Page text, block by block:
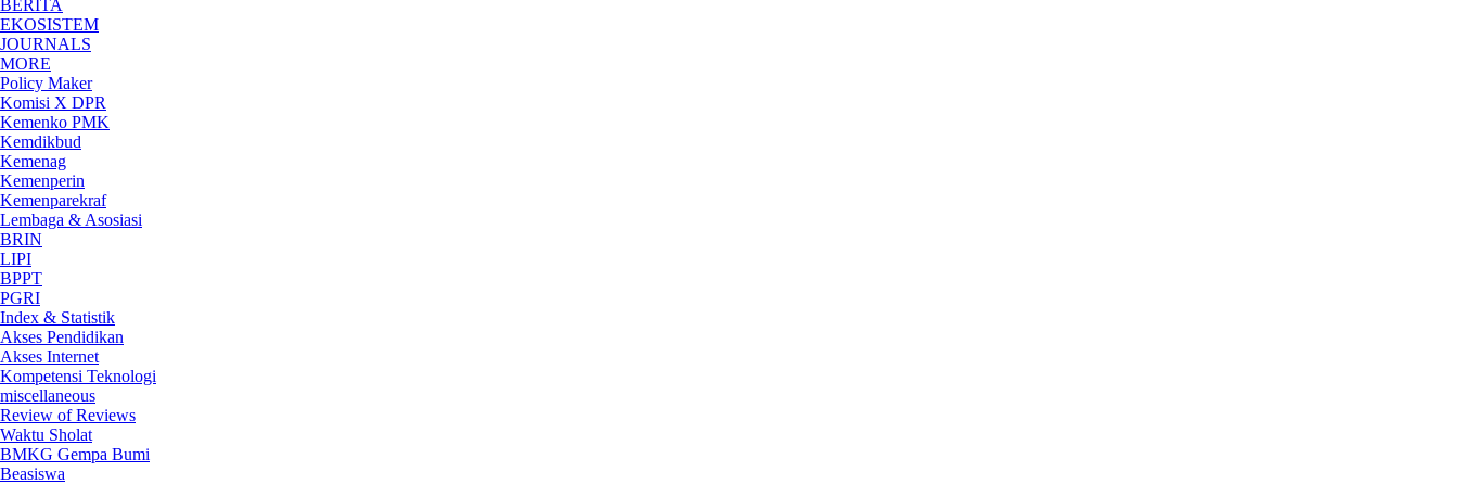
BERITA
EKOSISTEM
JOURNALS
MORE
Policy Maker
Komisi X DPR
Kemenko PMK
Kemdikbud
Kemenag
Kemenperin
Kemenparekraf
Lembaga & Asosiasi
BRIN
LIPI
BPPT
PGRI
Index & Statistik
Akses Pendidikan
Akses Internet
Kompetensi Teknologi
miscellaneous
Review of Reviews
Waktu Sholat
BMKG Gempa Bumi
Beasiswa